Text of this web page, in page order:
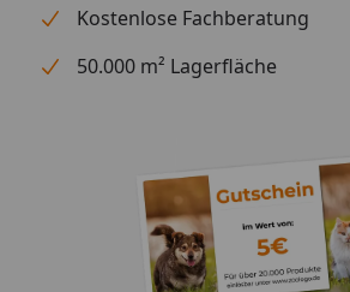
(mittlere bis größere Fische, Größe >
Malawi-Buntbarsch, stärkerer
Original-EHEIM Filtermaterial
-Ansaugkorb mit EHEIM
Kostenlose Fachberatung
50.000 m² Lagerfläche